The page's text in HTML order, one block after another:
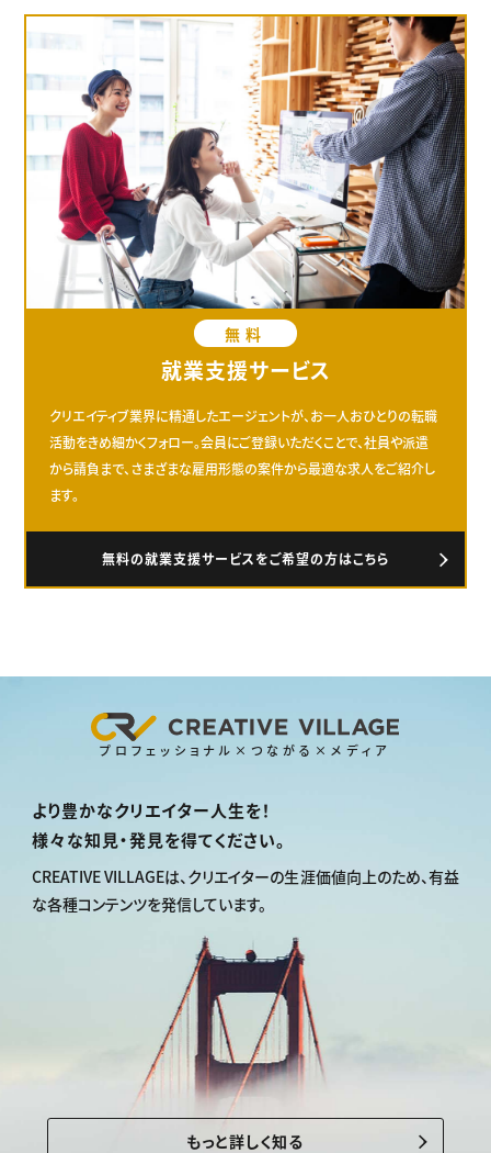
無料
就業支援サービス
クリエイティブ業界に精通したエージェントが、お一人おひとりの転職
活動をきめ細かくフォロー。会員にご登録いただくことで、社員や派遣
から請負まで、さまざまな雇用形態の案件から最適な求人をご紹介し
ます。
無料の就業支援サービスをご希望の方はこちら
プロフェッショナル×つながる×メディア
より豊かなクリエイター人生を！
様々な知見・発見を得てください。
CREATIVE VILLAGEは、 クリエイターの生涯価値向上のため、有益
な各種コンテンツを発信しています。
もっと詳しく知る